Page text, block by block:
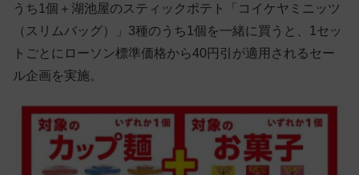
うち1個＋湖池屋のスティックポテト「コイケヤミニッツ
（スリムバッグ）」3種のうち1個を一緒に買うと、1セッ
トごとにローソン標準価格から40円引が適用されるセー
ル企画を実施。